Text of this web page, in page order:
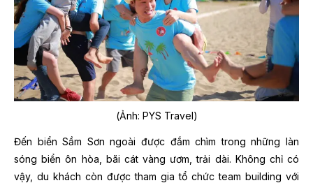
(Ảnh: PYS Travel)
Đến biển Sầm Sơn ngoài được đắm chìm trong những làn
sóng biển ôn hòa, bãi cát vàng ươm, trải dài. Không chỉ có
vậy, du khách còn được tham gia tổ chức team building với